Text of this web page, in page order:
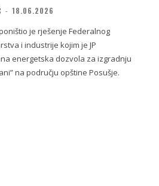
- 18.06.2026
je rješenje Federalnog
i industrije kojim je JP
energetska dozvola za izgradnju
na području opštine Posušje.